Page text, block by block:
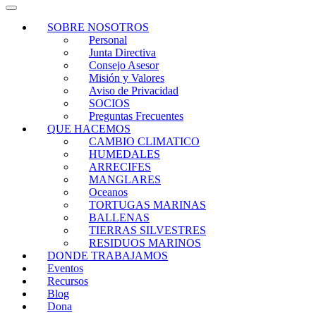
SOBRE NOSOTROS
Personal
Junta Directiva
Consejo Asesor
Misión y Valores
Aviso de Privacidad
SOCIOS
Preguntas Frecuentes
QUE HACEMOS
CAMBIO CLIMATICO
HUMEDALES
ARRECIFES
MANGLARES
Oceanos
TORTUGAS MARINAS
BALLENAS
TIERRAS SILVESTRES
RESIDUOS MARINOS
DONDE TRABAJAMOS
Eventos
Recursos
Blog
Dona